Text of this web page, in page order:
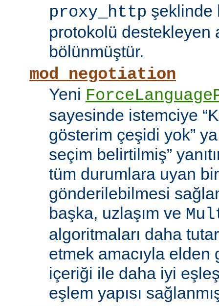
proxy_http şeklinde
protokolü destekleyen
bölünmüştür.
mod_negotiation
Yeni
sayesinde istemciye
gösterim çeşidi yok”
seçim belirtilmiş”
tüm durumlara uyan
gönderilebilmesi
başka, uzlaşım ve
algoritmaları daha
etmek amacıyla
içeriği ile daha iyi
eşlem yapısı